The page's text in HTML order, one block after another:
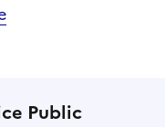
Public